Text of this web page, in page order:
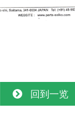
回到一览